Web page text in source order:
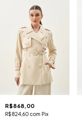
R$868,00
R$824,60 com Pix